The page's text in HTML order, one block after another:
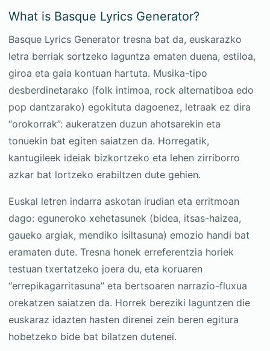
What is Basque Lyrics Generator?
Basque Lyrics Generator tresna bat da, euskarazko
letra berriak sortzeko laguntza ematen duena, estiloa,
giroa eta gaia kontuan hartuta. Musika-tipo
desberdinetarako (folk intimoa, rock alternatiboa edo
pop dantzarako) egokituta dagoenez, letraak ez dira
“orokorrak”: aukeratzen duzun ahotsarekin eta
tonuekin bat egiten saiatzen da. Horregatik,
kantugileek ideiak bizkortzeko eta lehen zirriborro
azkar bat lortzeko erabiltzen dute gehien.
Euskal letren indarra askotan irudian eta erritmoan
dago: eguneroko xehetasunek (bidea, itsas-haizea,
gaueko argiak, mendiko isiltasuna) emozio handi bat
eramaten dute. Tresna honek erreferentzia horiek
testuan txertatzeko joera du, eta koruaren
“errepikagarritasuna” eta bertsoaren narrazio-fluxua
orekatzen saiatzen da. Horrek bereziki laguntzen die
euskaraz idazten hasten direnei zein beren egitura
hobetzeko bide bat bilatzen dutenei.